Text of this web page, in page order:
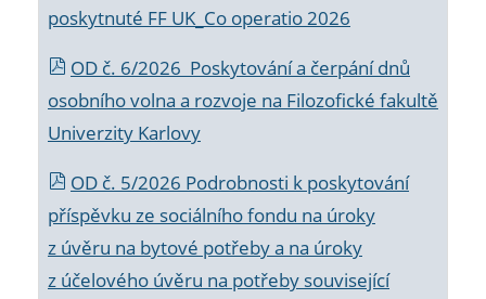
poskytnuté FF UK_Co operatio 2026
OD č. 6/2026 Poskytování a čerpání dnů
osobního volna a rozvoje na Filozofické fakultě
Univerzity Karlovy
OD č. 5/2026 Podrobnosti k poskytování
příspěvku ze sociálního fondu na úroky
z úvěru na bytové potřeby a na úroky
z účelového úvěru na potřeby související